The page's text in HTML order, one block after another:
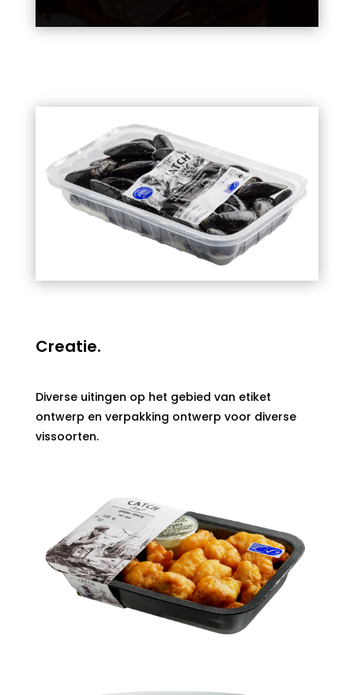
Creatie.
Diverse uitingen op het gebied van etiket
ontwerp en verpakking ontwerp voor diverse
vissoorten.